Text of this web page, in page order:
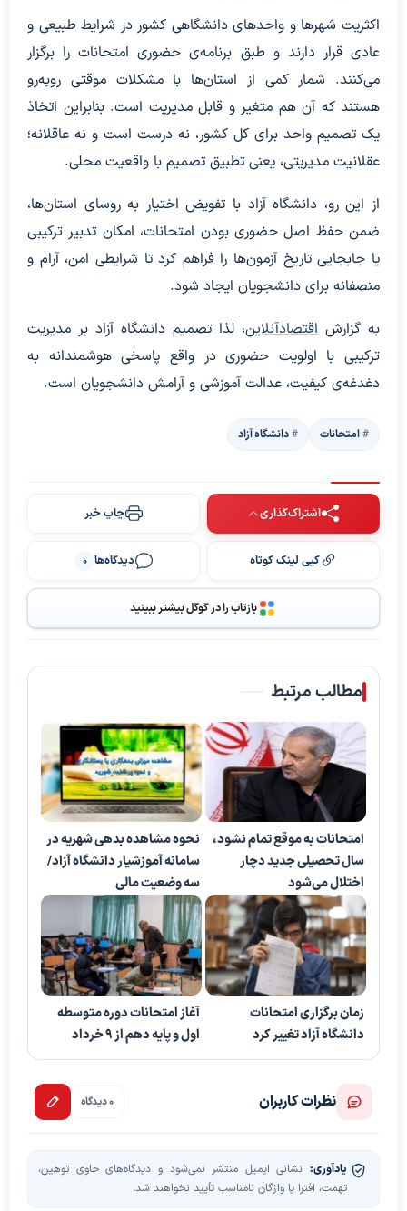
اکثریت شهرها و واحدهای دانشگاهی کشور در شرایط طبیعی و
عادی قرار دارند و طبق برنامه‌ی حضوری امتحانات را برگزار
می‌کنند. شمار کمی از استان‌ها با مشکلات موقتی روبه‌رو
هستند که آن هم متغیر و قابل مدیریت است. بنابراین اتخاذ
یک تصمیم واحد برای کل کشور، نه درست است و نه عاقلانه؛
عقلانیت مدیریتی، یعنی تطبیق تصمیم با واقعیت محلی.
از این رو، دانشگاه آزاد با تفویض اختیار به روسای استان‌ها،
ضمن حفظ اصل حضوری بودن امتحانات، امکان تدبیر ترکیبی
یا جابجایی تاریخ آزمون‌ها را فراهم کرد تا شرایطی امن، آرام و
منصفانه برای دانشجویان ایجاد شود.
به گزارش اقتصادآنلاین، لذا تصمیم دانشگاه آزاد بر مدیریت
ترکیبی با اولویت حضوری در واقع پاسخی هوشمندانه به
دغدغه‌ی کیفیت، عدالت آموزشی و آرامش دانشجویان است.
امتحانات دانشگاه آزاد
اشتراک‌گذاری چاپ خبر
کپی لینک کوتاه دیدگاه‌ها 0
بازتاب را در گوگل بیشتر ببینید
مطالب مرتبط
امتحانات به موقع تمام نشود،
سال تحصیلی جدید دچار
اختلال می‌شود
نحوه مشاهده بدهی شهریه در
سامانه آموزشیار دانشگاه آزاد/
سه وضعیت مالی
زمان برگزاری امتحانات
دانشگاه آزاد تغییر کرد
آغاز امتحانات دوره متوسطه
اول و پایه دهم از ۹ خرداد
نظرات کاربران 0 دیدگاه
یادآوری: نشانی ایمیل منتشر نمی‌شود و دیدگاه‌های حاوی توهین،
تهمت، افترا یا واژگان نامناسب تأیید نخواهند شد.